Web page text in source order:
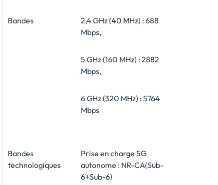
Bandes
2,4 GHz (40 MHz) : 688
Mbps,
5 GHz (160 MHz) : 2882
Mbps,
6 GHz (320 MHz) : 5764
Mbps
Bandes
technologiques
Prise en charge 5G
autonome : NR-CA(Sub-
6+Sub-6)